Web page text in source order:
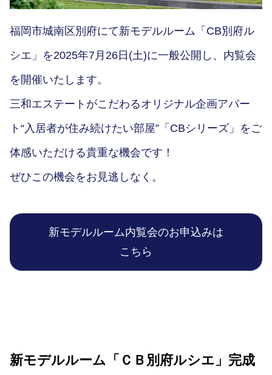
福岡市城南区別府にて新モデルルーム「CB別府ル
シエ」を2025年7月26日(土)に一般公開し、内覧会
を開催いたします。
三和エステートがこだわるオリジナル企画アパー
ト“入居者が住み続けたい部屋”「CBシリーズ」をご
体感いただける貴重な機会です！
ぜひこの機会をお見逃しなく。
新モデルルーム内覧会のお申込みは
こちら
新モデルルーム「ＣＢ別府ルシエ」完成